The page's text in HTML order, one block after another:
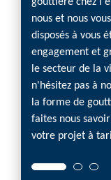
nous et nous
disposés à vous
engagement et
le secteur de la
n'hésitez pas à
la forme de
faites nous
votre projet à